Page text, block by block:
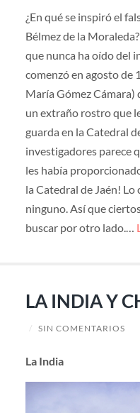
¿En qué se inspiró el
Bélmez de la
que nunca ha oído del
comenzó en agosto de
María Gómez Cámara)
un extraño rostro que
guarda en la Catedral
investigadores parece
les había
la Catedral de Jaén!
ninguno. Así que
buscar por otro lado.…
LA INDIA Y
/ SIN COMENTARIOS
La India